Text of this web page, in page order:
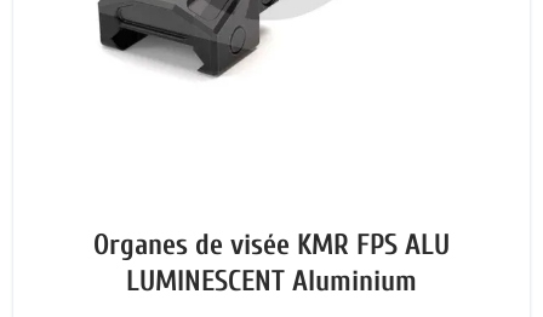
Organes de visée KMR FPS ALU
LUMINESCENT Aluminium